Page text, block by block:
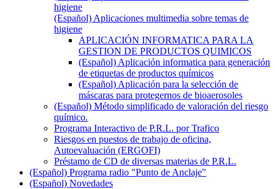
higiene
(Español) Aplicaciones multimedia sobre temas de
higiene
APLICACIÓN INFORMATICA PARA LA
GESTION DE PRODUCTOS QUIMICOS
(Español) Aplicación informatica para generación
de etiquetas de productos químicos
(Español) Aplicación para la selección de
máscaras para protegernos de bioaerosoles
(Español) Método simplificado de valoración del riesgo
químico.
Programa Interactivo de P.R.L. por Trafico
Riesgos en puestos de trabajo de oficina,
Autoevaluación (ERGOFI)
Préstamo de CD de diversas materias de P.R.L.
(Español) Programa radio "Punto de Anclaje"
(Español) Novedades